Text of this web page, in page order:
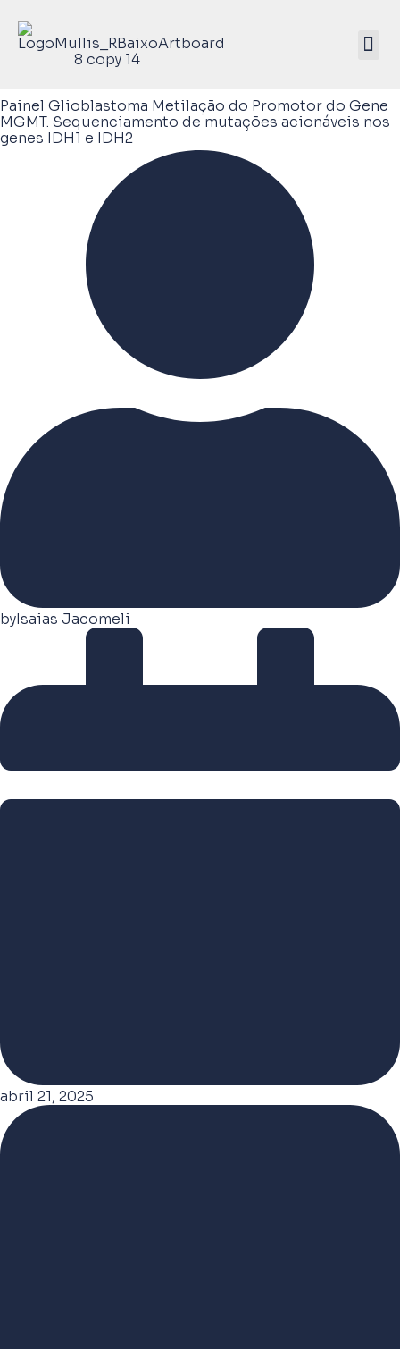
Painel Glioblastoma Metilação do Promotor do Gene
MGMT. Sequenciamento de mutações acionáveis nos
genes IDH1 e IDH2
byIsaias Jacomeli
abril 21, 2025